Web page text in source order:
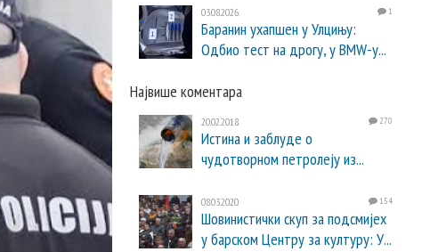
03.08.2026. 1
Баранин ухапшен у Улцињу:
Одбио тест на дрогу, у BMW-у...
Највише коментара
20.02.2018. 270
Истина и заблуде о
чудотворном петролеју из...
08.03.2020. 154
Шовинистички скуп за подсмијех
у барском Центру за културу: У...